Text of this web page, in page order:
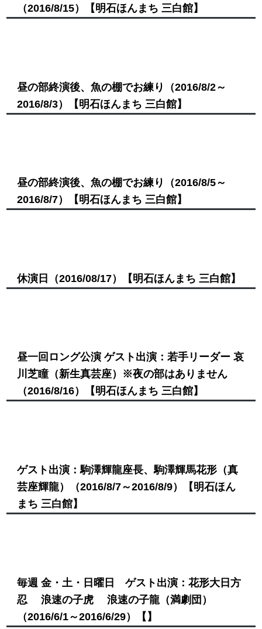
（2016/8/15）
【明石ほんまち 三白館】
昼の部終演後、魚の棚でお練り
（2016/8/2～
2016/8/3）
【明石ほんまち 三白館】
昼の部終演後、魚の棚でお練り
（2016/8/5～
2016/8/7）
【明石ほんまち 三白館】
休演日 （2016/08/17） 【明石ほんまち 三白館】
昼一回ロング公演 ゲスト出演：若手リーダー 哀
川芝瞳（新生真芸座）※夜の部はありません
（2016/8/16）
【明石ほんまち 三白館】
ゲスト出演：駒澤輝龍座長、駒澤輝馬花形（真
芸座輝龍）
（2016/8/7～2016/8/9）
【明石ほん
まち 三白館】
毎週 金・土・日曜日 ゲスト出演：花形大日方
忍 浪速の子虎 浪速の子龍（満劇団）
（2016/6/1～2016/6/29）
【】